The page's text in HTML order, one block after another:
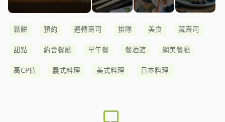
鬆餅 預約 迴轉壽司 排隊 美食 藏壽司
甜點 約會餐廳 早午餐 餐酒館 網美餐廳
高CP值 義式料理 美式料理 日本料理